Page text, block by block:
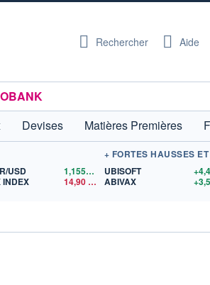
Rechercher Aide
Devises Matières Premières
USD 1,1559$US
INDEX
14,90
+ FORTES HAUSSES
UBISOFT
ABIVAX